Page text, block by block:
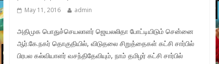
May 11, 2016 admin
அதிமுக பொதுச்செயலாளர் ஜெயலலிதா போட்டியிடும் சென்னை
ஆர்.கே.நகர் தொகுதியில், விடுதலை சிறுத்தைகள் கட்சி சார்பில்
பிரபல கல்வியாளர் வசந்திதேவியும், நாம் தமிழர் கட்சி சார்பில்